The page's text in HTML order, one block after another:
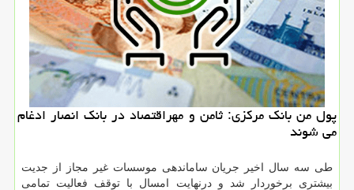
پول من بانك مركزی: ثامن و مهراقتصاد در بانك انصار ادغام
می شوند
طی سه سال اخیر جریان ساماندهی موسسات غیر مجاز از جدیت
بیشتری برخوردار شد و درنهایت امسال با توقف فعالیت تمامی